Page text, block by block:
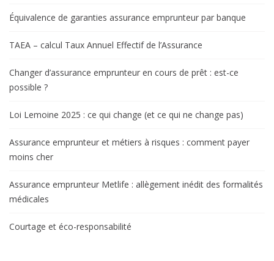
Équivalence de garanties assurance emprunteur par banque
TAEA – calcul Taux Annuel Effectif de l’Assurance
Changer d’assurance emprunteur en cours de prêt : est-ce
possible ?
Loi Lemoine 2025 : ce qui change (et ce qui ne change pas)
Assurance emprunteur et métiers à risques : comment payer
moins cher
Assurance emprunteur Metlife : allègement inédit des formalités
médicales
Courtage et éco-responsabilité